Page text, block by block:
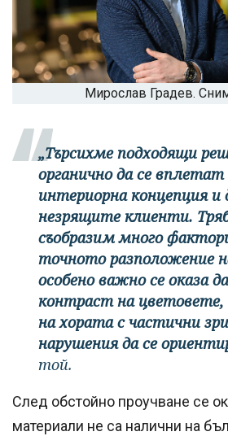
Мирослав Градев.
„Търсихме подходящи
органично да се
интериорна концепция и
незрящите клиенти.
съобразим много
точното разположение
особено важно се оказа
контраст на
на хората с частични
нарушения да се
той.
След обстойно проучване се
материали не са налични на